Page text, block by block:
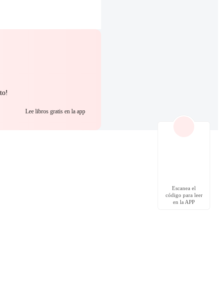
Lee libros gratis en la app
Escanea el
código para leer
en la APP